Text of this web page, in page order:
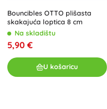
Bouncibles OTTO plišasta
skakajuća loptica 8 cm
Na skladištu
5,90 €
U košaricu